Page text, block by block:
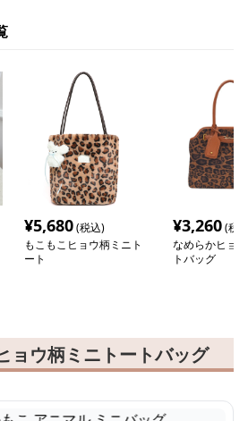
¥5,680(税込)
もこもこヒョウ柄ミニト
ート
¥3,260(税
なめらかヒョ
トバッグ
ョウ柄ミニトートバッグ